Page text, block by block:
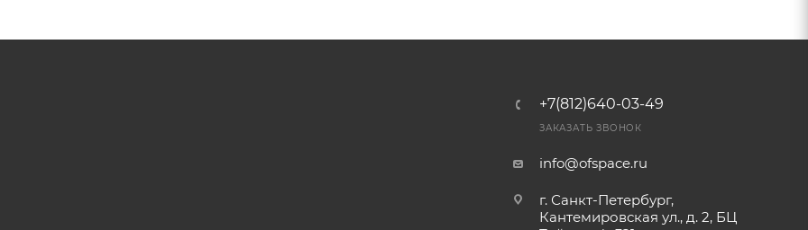
+7(812)640-03-49
ЗАКАЗАТЬ ЗВОНОК
info@ofspace.ru
г. Санкт-Петербург,
Кантемировская ул., д. 2, БЦ